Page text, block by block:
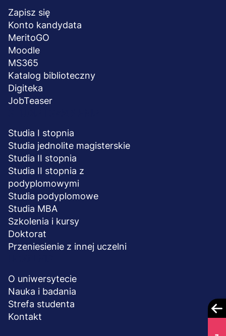
stopka
Zapisz się
Konto kandydata
MeritoGO
Moodle
MS365
Katalog biblioteczny
Digiteka
JobTeaser
Studia I stopnia
Studia jednolite magisterskie
Studia II stopnia
Studia II stopnia z
podyplomowymi
Studia podyplomowe
Studia MBA
Szkolenia i kursy
Doktorat
Przeniesienie z innej uczelni
O uniwersytecie
Nauka i badania
Strefa studenta
Kontakt